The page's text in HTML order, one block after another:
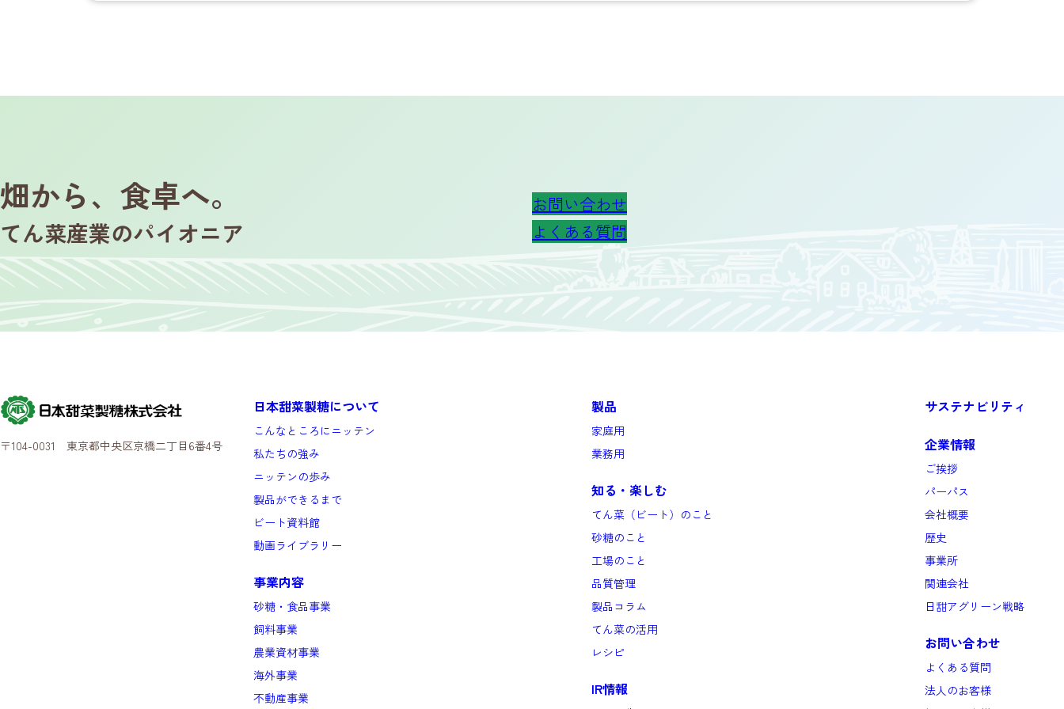
畑から、食卓へ。
てん菜産業のパイオニア
お問い合わせ
よくある質問
〒104-0031 東京都中央区京橋二丁目6番4号
日本甜菜製糖について
こんなところにニッテン
私たちの強み
ニッテンの歩み
製品ができるまで
ビート資料館
動画ライブラリー
事業内容
砂糖・食品事業
飼料事業
農業資材事業
海外事業
不動産事業
製品
家庭用
業務用
知る・楽しむ
てん菜（ビート）のこと
砂糖のこと
工場のこと
品質管理
製品コラム
てん菜の活用
レシピ
IR情報
サステナビリティ
企業情報
ご挨拶
パーパス
会社概要
歴史
事業所
関連会社
日甜アグリーン戦略
お問い合わせ
よくある質問
法人のお客様